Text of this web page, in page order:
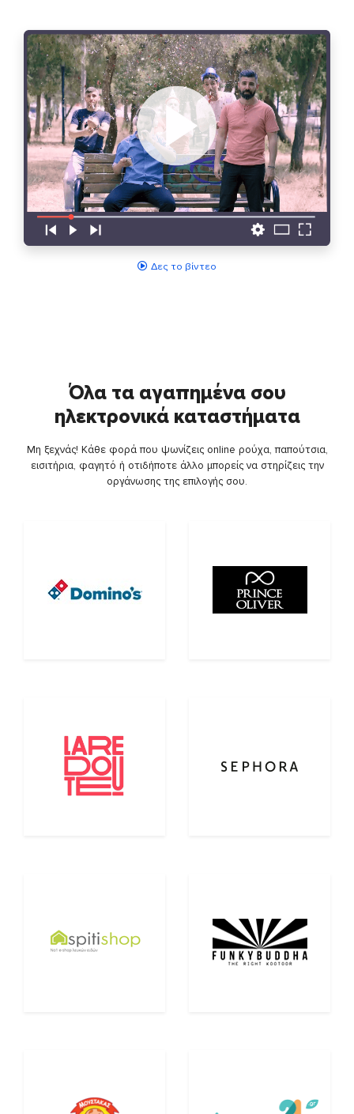
Δες το βίντεο
Όλα τα αγαπημένα σου
ηλεκτρονικά καταστήματα
Μη ξεχνάς! Κάθε φορά που ψωνίζεις online ρούχα, παπούτσια,
εισιτήρια, φαγητό ή οτιδήποτε άλλο μπορείς να στηρίζεις την
οργάνωσης της επιλογής σου.